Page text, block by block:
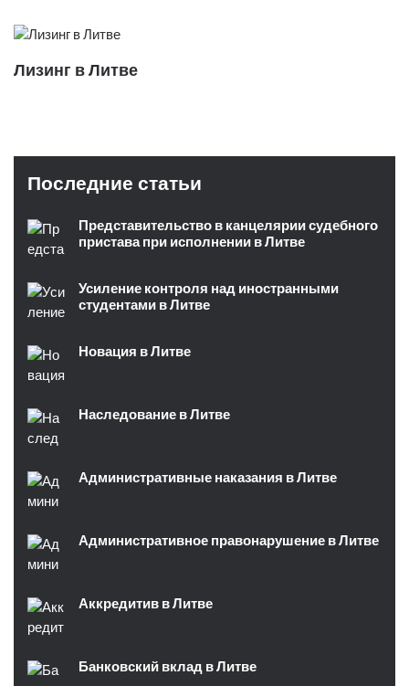
Лизинг в Литве
Последние статьи
Представительство в канцелярии судебного
пристава при исполнении в Литве
Усиление контроля над иностранными
студентами в Литве
Новация в Литве
Наследование в Литве
Административные наказания в Литве
Административное правонарушение в Литве
Аккредитив в Литве
Банковский вклад в Литве